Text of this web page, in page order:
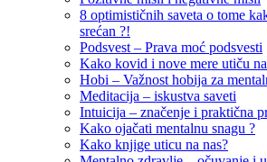
8 optimističnih saveta o tome
srećan ?!
Podsvest – Prava moć podsvesti
Kako kovid i nove mere utiču
Hobi – Važnost hobija za
Meditacija – iskustva saveti
Intuicija – značenje i praktična
Kako ojačati mentalnu snagu ?
Kako knjige uticu na nas?